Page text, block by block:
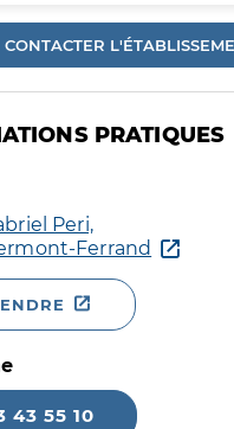
CONTACTER
PRATIQUES
Peri,
Ferrand
43 55 10